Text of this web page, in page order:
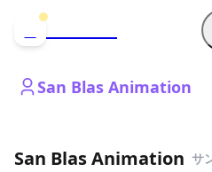
San Blas Animation
San Blas Animation サ